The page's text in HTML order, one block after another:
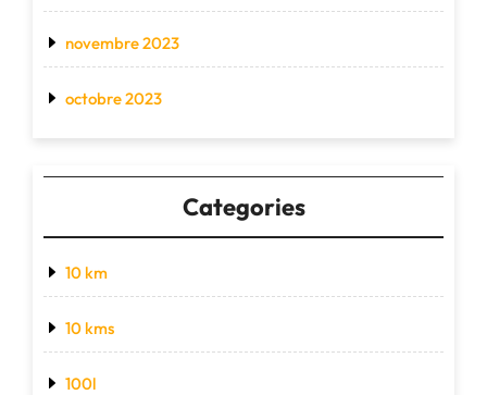
novembre 2023
octobre 2023
Categories
10 km
10 kms
100l